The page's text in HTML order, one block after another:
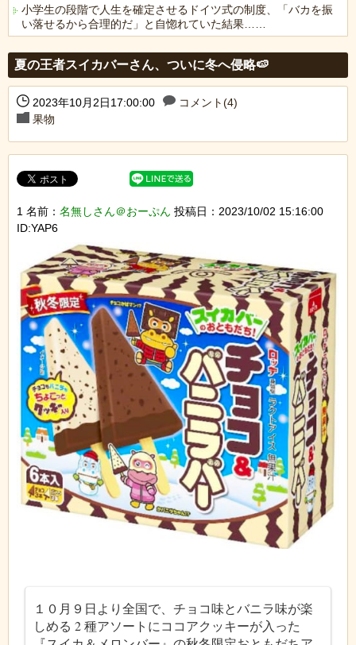
小学生の段階で人生を確定させるドイツ式の制度、「バカを振
い落せるから合理的だ」と自惚れていた結果……
夏の王者スイカバーさん、ついに冬へ侵略🍉
2023年10月2日17:00:00
コメント(4)
果物
1 名前： 名無しさん＠おーぷん 投稿日：2023/10/02 15:16:00
ID:YAP6
１０月９日より全国で、チョコ味とバニラ味が楽
しめる 2 種アソートにココアクッキーが入った